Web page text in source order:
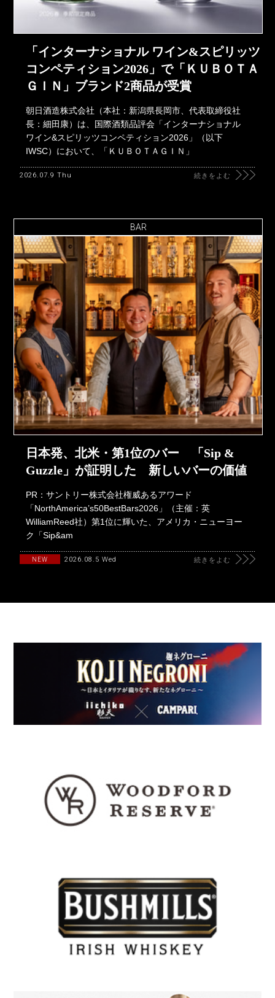
「インターナショナル ワイン&スピリッツ
コンペティション2026」で「ＫＵＢＯＴＡ
ＧＩＮ」ブランド2商品が受賞
朝日酒造株式会社（本社：新潟県長岡市、代表取締役社
長：細田康）は、国際酒類品評会「インターナショナル
ワイン&スピリッツコンペティション2026」（以下
IWSC）において、「ＫＵＢＯＴＡＧＩＮ」
2026.07.9 Thu 続きをよむ
BAR
日本発、北米・第1位のバー 「Sip &
Guzzle」が証明した 新しいバーの価値
PR：サントリー株式会社権威あるアワード
「NorthAmerica’s50BestBars2026」（主催：英
WilliamReed社）第1位に輝いた、アメリカ・ニューヨー
ク「Sip&am
NEW 2026.08.5 Wed 続きをよむ